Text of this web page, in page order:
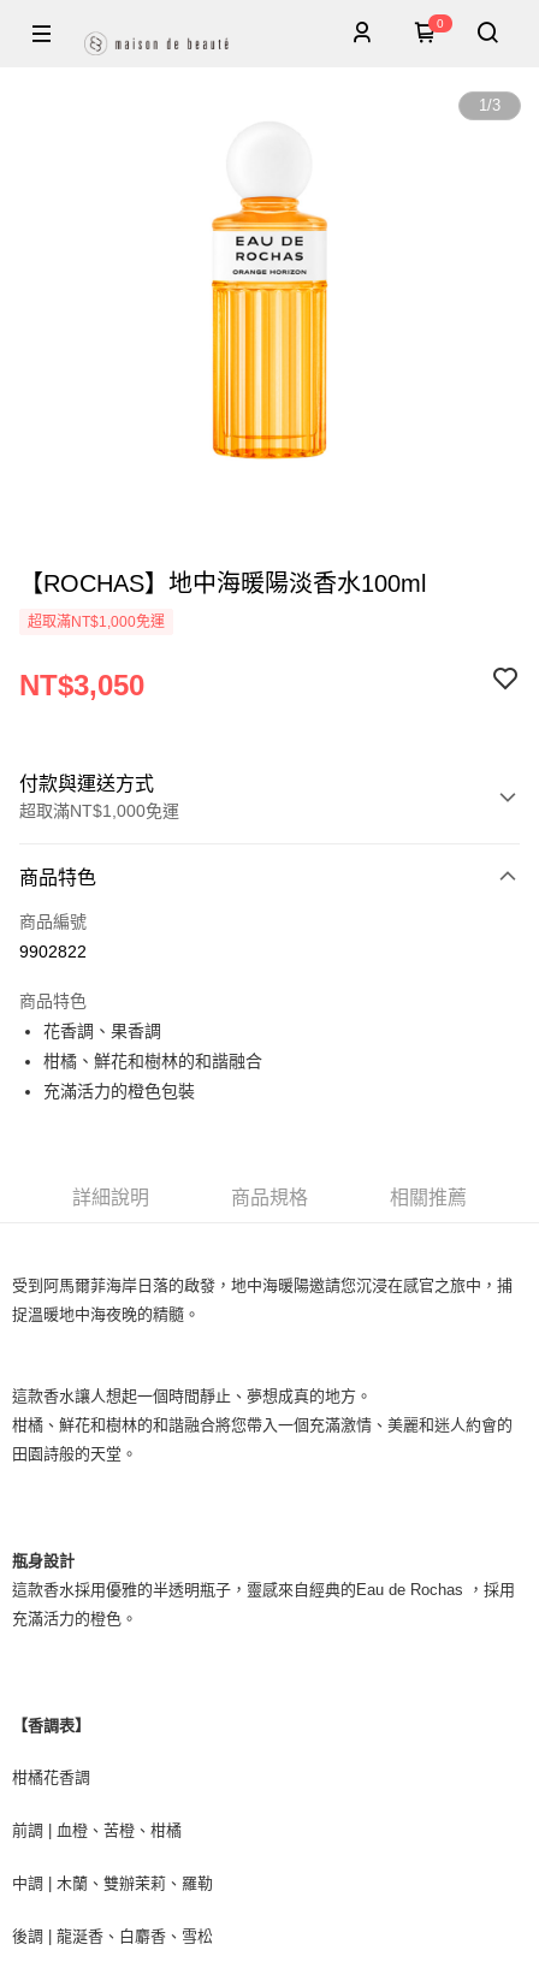
0
1/3
【ROCHAS】地中海暖陽淡香水100ml
超取滿NT$1,000免運
NT$3,050
付款與運送方式
超取滿NT$1,000免運
信用卡一次付款
ATM付款
運送方式
付款後全家取貨
每筆NT$80，滿NT$1,000(含以上)免運費
付款後7-11取貨
每筆NT$80，滿NT$1,000(含以上)免運費
商品特色
商品編號
9902822
商品特色
花香調、果香調
柑橘、鮮花和樹林的和諧融合
充滿活力的橙色包裝
詳細說明 商品規格 相關推薦
受到阿馬爾菲海岸日落的啟發，地中海暖陽邀請您沉浸在感官之旅中，捕
捉溫暖地中海夜晚的精髓。
這款香水讓人想起一個時間靜止、夢想成真的地方。
柑橘、鮮花和樹林的和諧融合將您帶入一個充滿激情、美麗和迷人約會的
田園詩般的天堂。
瓶身設計
這款香水採用優雅的半透明瓶子，靈感來自經典的Eau de Rochas ，採用
充滿活力的橙色。
【香調表】
柑橘花香調
前調 | 血橙、苦橙、柑橘
中調 | 木蘭、雙辦茉莉、羅勒
後調 | 龍涎香、白麝香、雪松